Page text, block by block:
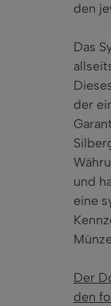
den
Das
der
und
eine
Der
den